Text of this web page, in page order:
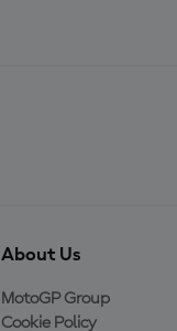
About Us
MotoGP Group
Cookie Policy